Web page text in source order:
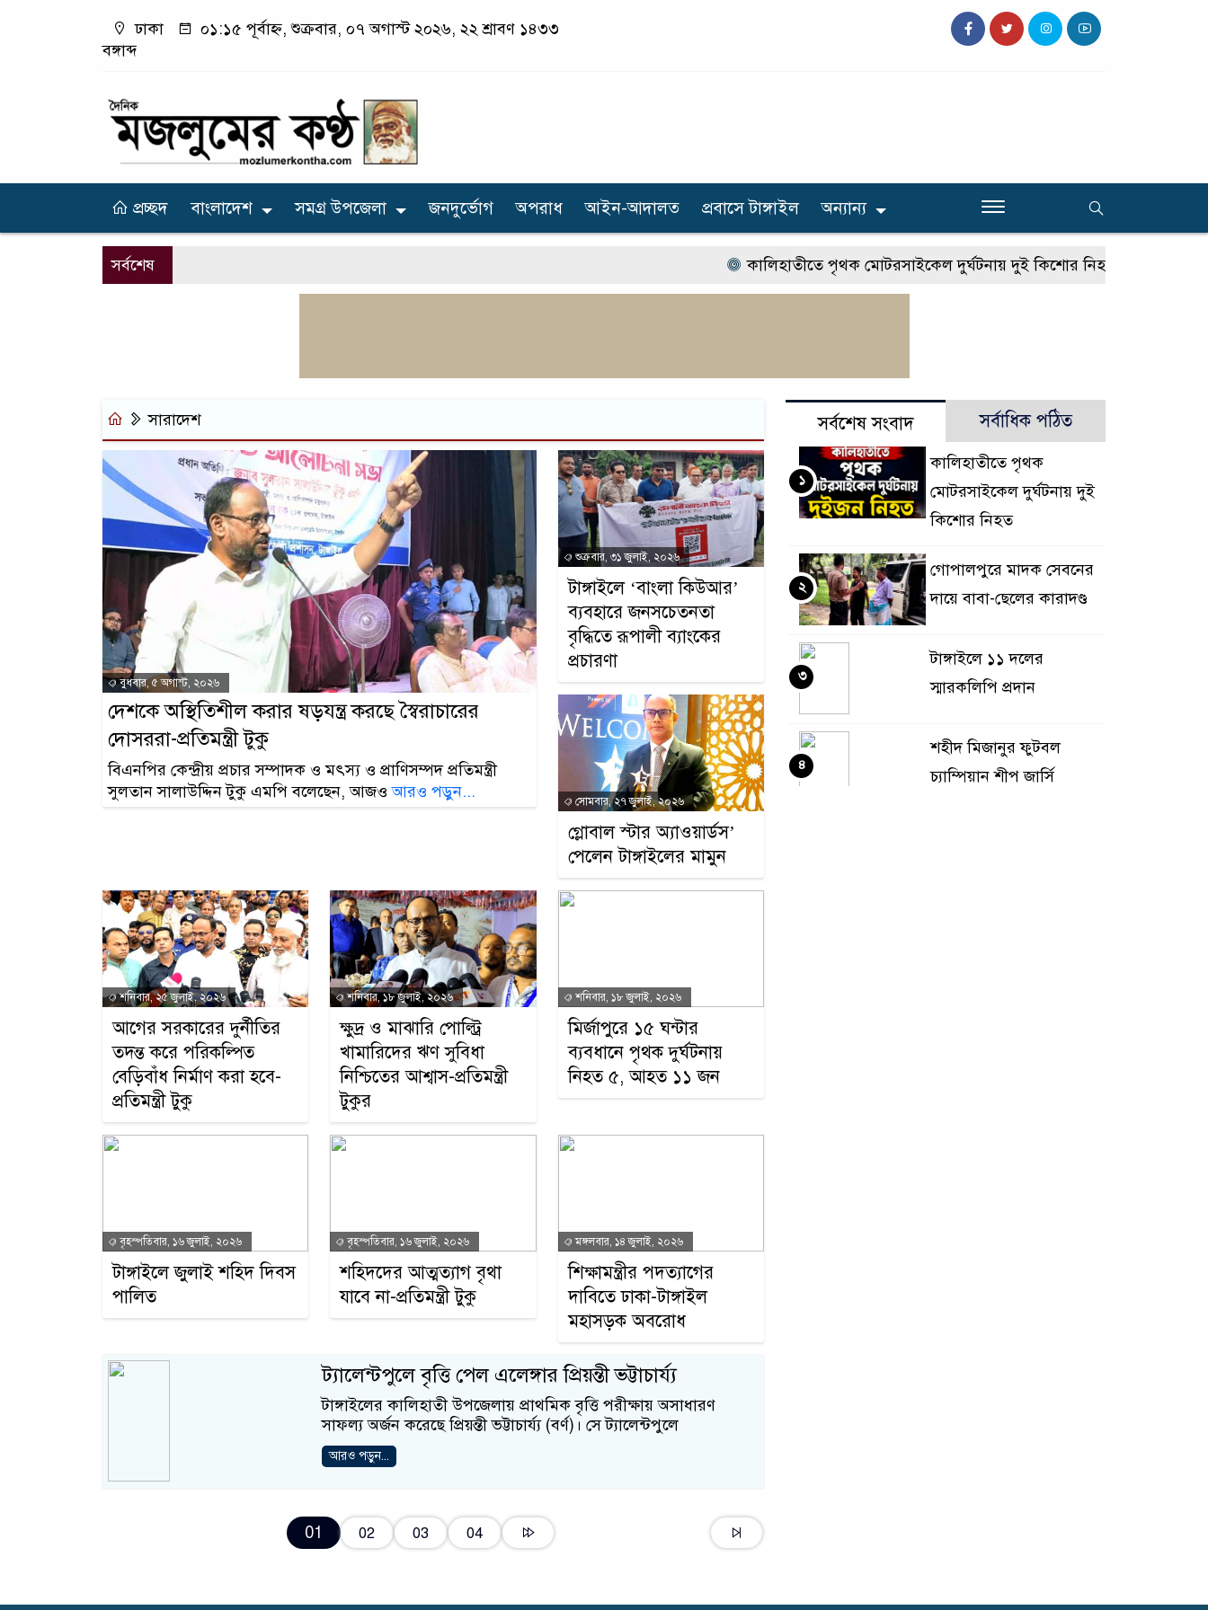
ঢাকা
০১:১৫ পূর্বাহ্ন, শুক্রবার, ০৭ অগাস্ট ২০২৬, ২২ শ্রাবণ ১৪৩৩
বঙ্গাব্দ
প্রচ্ছদ বাংলাদেশ সমগ্র উপজেলা জনদুর্ভোগ অপরাধ আইন-আদালত প্রবাসে টাঙ্গাইল অন্যান্য
সর্বশেষ কালিহাতীতে পৃথক মোটরসাইকেল দুর্ঘটনায় দুই কিশোর নিহত
সারাদেশ
বুধবার, ৫ অগাস্ট, ২০২৬
দেশকে অস্থিতিশীল করার ষড়যন্ত্র করছে স্বৈরাচারের
দোসররা-প্রতিমন্ত্রী টুকু
বিএনপির কেন্দ্রীয় প্রচার সম্পাদক ও মৎস্য ও প্রাণিসম্পদ প্রতিমন্ত্রী
সুলতান সালাউদ্দিন টুকু এমপি বলেছেন, আজওআরও পড়ুন...
শুক্রবার, ৩১ জুলাই, ২০২৬
টাঙ্গাইলে ‘বাংলা কিউআর’
ব্যবহারে জনসচেতনতা
বৃদ্ধিতে রূপালী ব্যাংকের
প্রচারণা
সোমবার, ২৭ জুলাই, ২০২৬
গ্লোবাল স্টার অ্যাওয়ার্ডস’
পেলেন টাঙ্গাইলের মামুন
শনিবার, ২৫ জুলাই, ২০২৬
আগের সরকারের দুর্নীতির
তদন্ত করে পরিকল্পিত
বেড়িবাঁধ নির্মাণ করা হবে-
প্রতিমন্ত্রী টুকু
শনিবার, ১৮ জুলাই, ২০২৬
ক্ষুদ্র ও মাঝারি পোল্ট্রি
খামারিদের ঋণ সুবিধা
নিশ্চিতের আশ্বাস-প্রতিমন্ত্রী
টুকুর
শনিবার, ১৮ জুলাই, ২০২৬
মির্জাপুরে ১৫ ঘন্টার
ব্যবধানে পৃথক দুর্ঘটনায়
নিহত ৫, আহত ১১ জন
বৃহস্পতিবার, ১৬ জুলাই, ২০২৬
টাঙ্গাইলে জুলাই শহিদ দিবস
পালিত
বৃহস্পতিবার, ১৬ জুলাই, ২০২৬
শহিদদের আত্মত্যাগ বৃথা
যাবে না-প্রতিমন্ত্রী টুকু
মঙ্গলবার, ১৪ জুলাই, ২০২৬
শিক্ষামন্ত্রীর পদত্যাগের
দাবিতে ঢাকা-টাঙ্গাইল
মহাসড়ক অবরোধ
ট্যালেন্টপুলে বৃত্তি পেল এলেঙ্গার প্রিয়ন্তী ভট্টাচার্য্য
টাঙ্গাইলের কালিহাতী উপজেলায় প্রাথমিক বৃত্তি পরীক্ষায় অসাধারণ
সাফল্য অর্জন করেছে প্রিয়ন্তী ভট্টাচার্য্য (বর্ণ)। সে ট্যালেন্টপুলে
আরও পড়ুন...
01 02 03 04
সর্বশেষ সংবাদ সর্বাধিক পঠিত
কালিহাতীতে পৃথক
মোটরসাইকেল দুর্ঘটনায় দুই
কিশোর নিহত
১
গোপালপুরে মাদক সেবনের
দায়ে বাবা-ছেলের কারাদণ্ড
২
টাঙ্গাইলে ১১ দলের
স্মারকলিপি প্রদান
৩
শহীদ মিজানুর ফুটবল
চ্যাম্পিয়ান শীপ জার্সি
৪
গণঅভ্যুত্থান দিবস উপলক্ষে